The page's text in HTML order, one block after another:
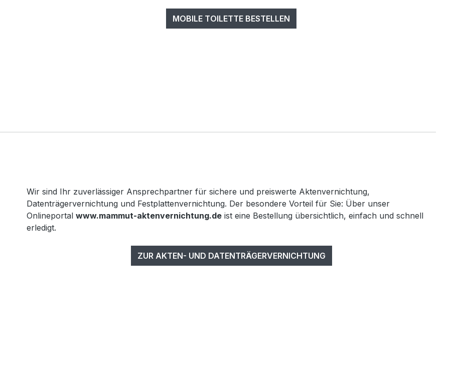
MOBILE TOILETTE BESTELLEN
Wir sind Ihr zuverlässiger Ansprechpartner für sichere und preiswerte Aktenvernichtung,
Datenträgervernichtung und Festplattenvernichtung. Der besondere Vorteil für Sie: Über unser
Onlineportal www.mammut-aktenvernichtung.de ist eine Bestellung übersichtlich, einfach und schnell
erledigt.
ZUR AKTEN- UND DATENTRÄGERVERNICHTUNG